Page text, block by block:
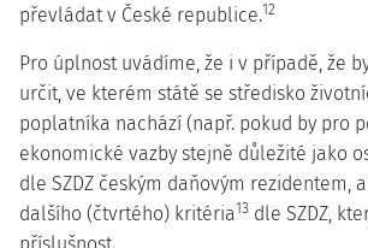
převládat v České republice.12
Pro úplnost uvádíme, že i v případě, že
určit, ve kterém státě se středisko
poplatníka nachází (např. pokud by pro
ekonomické vazby stejně důležité jako
dle SZDZ českým daňovým rezidentem,
dalšího (čtvrtého) kritéria13 dle SZDZ,